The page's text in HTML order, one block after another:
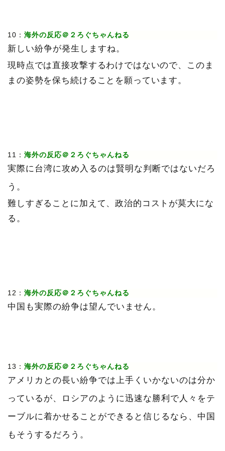
10： 海外の反応＠２ろぐちゃんねる
新しい紛争が発生しますね。
現時点では直接攻撃するわけではないので、このま
まの姿勢を保ち続けることを願っています。
11： 海外の反応＠２ろぐちゃんねる
実際に台湾に攻め入るのは賢明な判断ではないだろ
う。
難しすぎることに加えて、政治的コストが莫大にな
る。
12： 海外の反応＠２ろぐちゃんねる
中国も実際の紛争は望んでいません。
13： 海外の反応＠２ろぐちゃんねる
アメリカとの長い紛争では上手くいかないのは分か
っているが、ロシアのように迅速な勝利で人々をテ
ーブルに着かせることができると信じるなら、中国
もそうするだろう。